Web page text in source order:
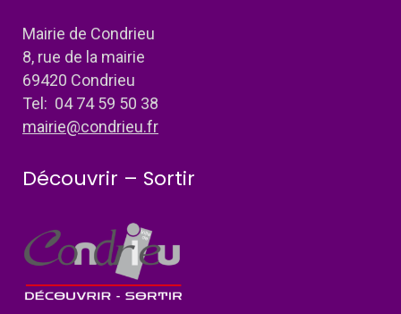
Mairie de Condrieu
8, rue de la mairie
69420 Condrieu
Tel: 04 74 59 50 38
mairie@condrieu.fr
Découvrir – Sortir